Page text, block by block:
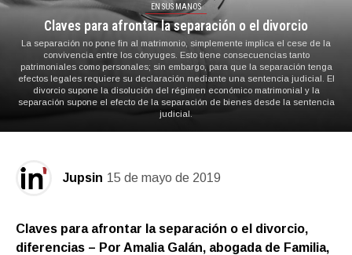
EN SUS MANOS
Claves para afrontar la separación o el divorcio
La separación no pone fin al matrimonio, simplemente implica el cese de la
convivencia entre los cónyuges. Esto tiene consecuencias tanto
patrimoniales como personales; sin embargo, para que la separación tenga
efectos legales requiere su declaración mediante una sentencia judicial. El
divorcio supone la disolución del régimen económico matrimonial y la
separación supone el efecto de la separación de bienes desde la sentencia
judicial.
Jupsin 15 de mayo de 2019
Claves para afrontar la separación o el divorcio,
diferencias – Por Amalia Galán, abogada de Familia,